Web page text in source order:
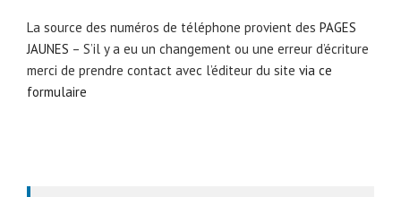
La source des numéros de téléphone provient des PAGES
JAUNES – S’il y a eu un changement ou une erreur d’écriture
merci de prendre contact avec l’éditeur du site via ce
formulaire